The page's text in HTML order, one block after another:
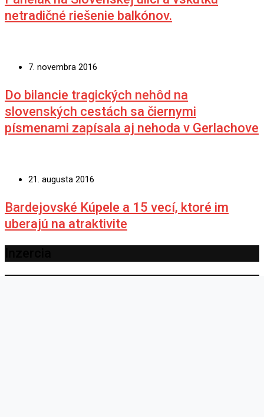
netradičné riešenie balkónov.
7. novembra 2016
Do bilancie tragických nehôd na
slovenských cestách sa čiernymi
písmenami zapísala aj nehoda v Gerlachove
21. augusta 2016
Bardejovské Kúpele a 15 vecí, ktoré im
uberajú na atraktivite